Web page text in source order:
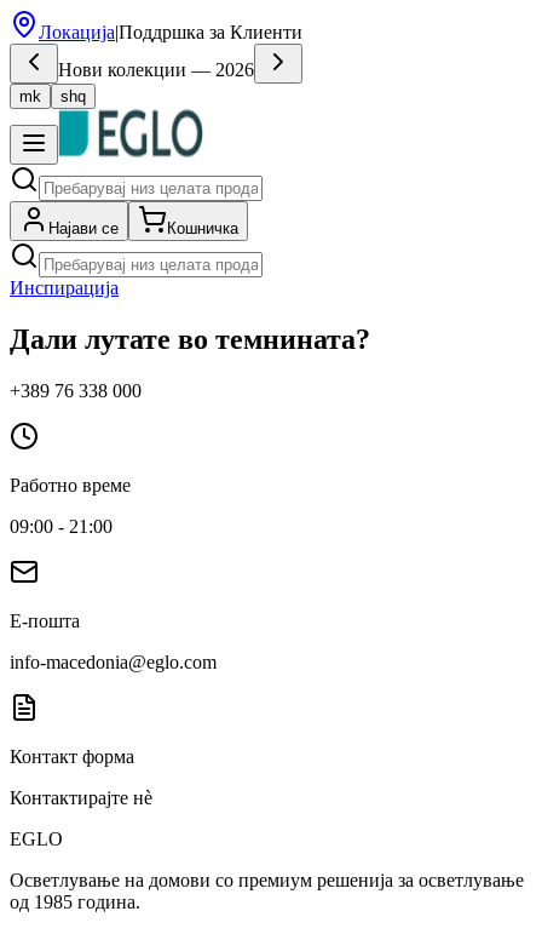
Локација|Поддршка за Клиенти
Нови колекции — 2026
mk shq
Најави се Кошничка
Инспирација
Дали лутате во темнината?
+389 76 338 000
Работно време
09:00 - 21:00
Е-пошта
info-macedonia@eglo.com
Контакт форма
Контактирајте нè
EGLO
Осветлување на домови со премиум решенија за осветлување
од 1985 година.